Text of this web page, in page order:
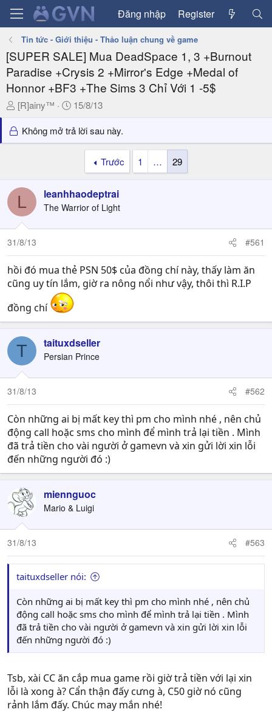
Đăng nhập Register
Tin tức - Giới thiệu - Thảo luận chung về game
[SUPER SALE] Mua DeadSpace 1, 3 +Burnout
Paradise +Crysis 2 +Mirror's Edge +Medal of
Honnor +BF3 +The Sims 3 Chỉ Với 1 -5$
T
r
e
t
a
r
e
r
[R]ainy™
N
à
y
15/8/13
Không mở trả lời sau này.
Trước 1 … 29
L leanhhaodeptrai
The Warrior of Light
31/8/13 #561
hồi đó mua thẻ PSN 50$ của đồng chí này, thấy làm ăn
cũng uy tín lắm, giờ ra nông nổi như vậy, thôi thì R.I.P
đồng chí
T taituxdseller
Persian Prince
31/8/13 #562
Còn những ai bị mất key thì pm cho mình nhé , nên chủ
động call hoặc sms cho mình để mình trả lại tiền . Mình
đã trả tiền cho vài người ở gamevn và xin gửi lời xin lỗi
đến những người đó :)
miennguoc
Mario & Luigi
31/8/13 #563
taituxdseller nói:
Còn những ai bị mất key thì pm cho mình nhé , nên chủ
động call hoặc sms cho mình để mình trả lại tiền . Mình
đã trả tiền cho vài người ở gamevn và xin gửi lời xin lỗi
đến những người đó :)
Tsb, xài CC ăn cắp mua game rồi giờ trả tiền với lại xin
lỗi là xong à? Cẩn thận đấy cưng à, C50 giờ nó cũng
rảnh lắm đấy. Chúc may mắn nhé!